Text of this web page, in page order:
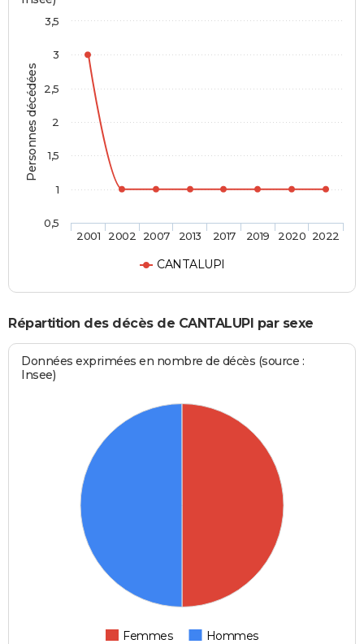
Personnes décédées
CANTALUPI
2001 2002 2007 2013 2017 2019 2020 2022
0,5
1
1,5
2
2,5
3
3,5
Répartition des décès de CANTALUPI par sexe
Données exprimées en nombre de décès (source :
Insee)
Femmes Hommes